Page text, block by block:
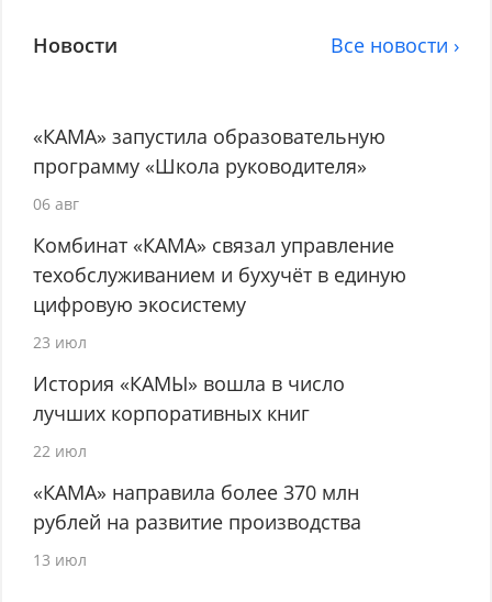
Новости Все новости ›
«КАМА» запустила образовательную
программу «Школа руководителя»
06 авг
Комбинат «КАМА» связал управление
техобслуживанием и бухучёт в единую
цифровую экосистему
23 июл
История «КАМЫ» вошла в число
лучших корпоративных книг
22 июл
«КАМА» направила более 370 млн
рублей на развитие производства
13 июл